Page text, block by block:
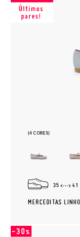
(4 CORES)
35 41
MERCEDITAS